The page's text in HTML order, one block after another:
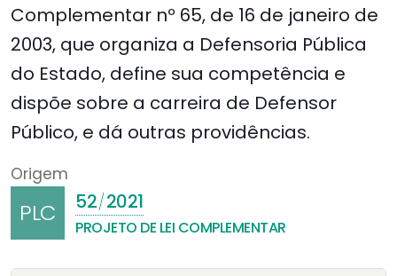
Complementar nº 65, de 16 de janeiro de
2003, que organiza a Defensoria Pública
do Estado, define sua competência e
dispõe sobre a carreira de Defensor
Público, e dá outras providências.
Origem
PLC 52/2021
PROJETO DE LEI COMPLEMENTAR